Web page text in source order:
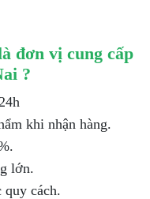
đơn vị cung cấp
?
khi nhận hàng.
lớn.
quy cách.